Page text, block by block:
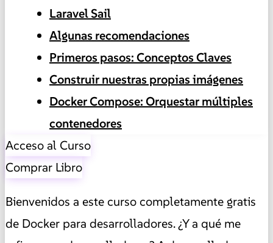
Laravel Sail
Algunas recomendaciones
Primeros pasos: Conceptos Claves
Construir nuestras propias imágenes
Docker Compose: Orquestar múltiples
contenedores
Acceso al Curso
Comprar Libro
Bienvenidos a este curso completamente gratis
de Docker para desarrolladores. ¿Y a qué me